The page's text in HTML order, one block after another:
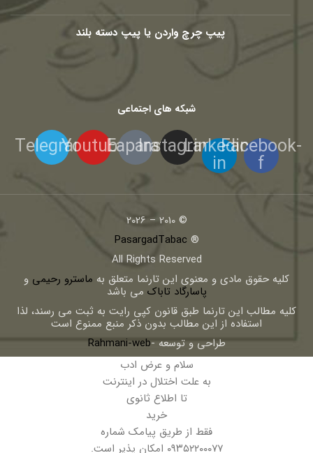
پیپ چرچ واردن یا پیپ دسته بلند
شبکه های اجتماعی
Facebook-
f
Linkedin-
in
Instagram
Eaparat
Youtube
Telegram
© 2010 – 2026
®
PasargadTabac
All Rights Reserved
كليه حقوق مادی و معنوی اين تارنما متعلق به ماسترو رحیمی و
پاسارگاد تاباک می باشد
کلیه مطالب این تارنما طبق قانون کپی رایت به ثبت می رسند، لذا
استفاده از این مطالب بدون ذکر منبع ممنوع است
طراحی و توسعه -Rahmani-web
سلام و عرض ادب
به علت اختلال در اینترنت
تا اطلاع ثانوی
خرید
فقط از طریق پیامک شماره
۰۹۳۵۲۲۰۰۰۷۷ امکان پذیر است.